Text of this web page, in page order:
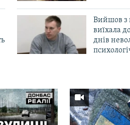
Вийшов з
виїхала
днів